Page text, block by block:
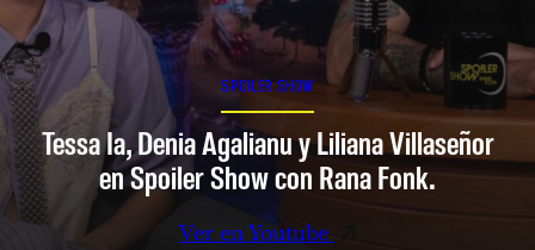
SPOILER SHOW
Tessa Ia, Denia Agalianu y Liliana Villaseñor
en Spoiler Show con Rana Fonk.
Ver en Youtube